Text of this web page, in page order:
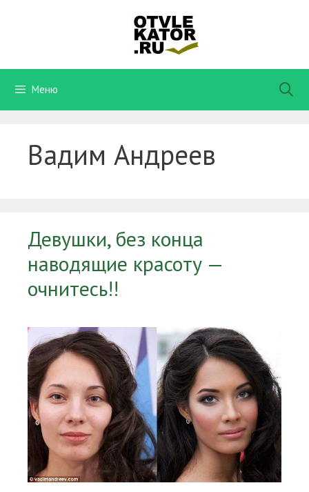
Меню
Вадим Андреев
Девушки, без конца
наводящие красоту —
очнитесь!!